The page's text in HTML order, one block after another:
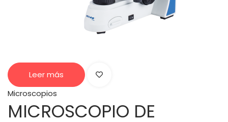
Leer más
Microscopios
MICROSCOPIO DE